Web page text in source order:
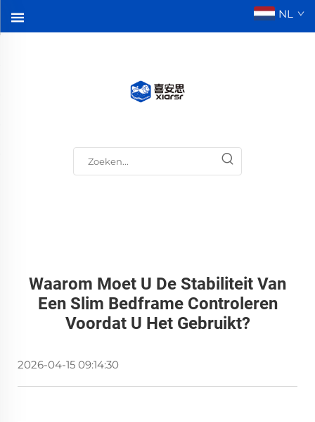
NL
Waarom Moet U De Stabiliteit Van
Een Slim Bedframe Controleren
Voordat U Het Gebruikt?
2026-04-15 09:14:30